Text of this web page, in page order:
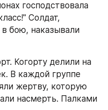
господствовала
Солдат,
Когорту делили на
В каждой группе
жертву, которую
насмерть. Палками